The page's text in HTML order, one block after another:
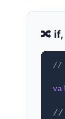
🔀
//
//